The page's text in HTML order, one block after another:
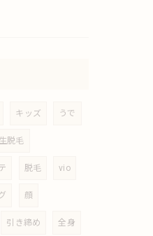
キッズ うで
脱毛
脱毛 vio
顔
引き締め 全身